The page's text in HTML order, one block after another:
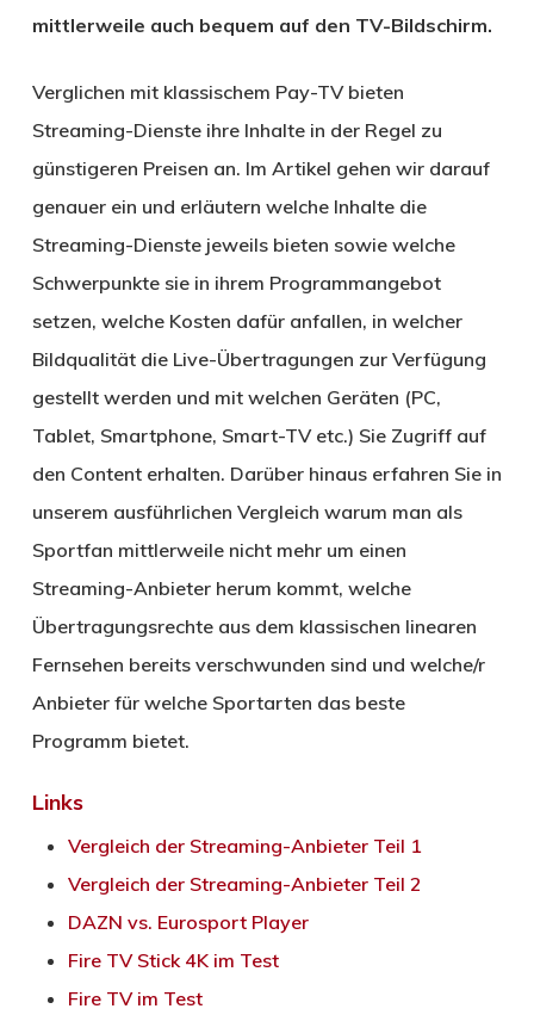
mittlerweile auch bequem auf den TV-Bildschirm.
Verglichen mit klassischem Pay-TV bieten
Streaming-Dienste ihre Inhalte in der Regel zu
günstigeren Preisen an. Im Artikel gehen wir darauf
genauer ein und erläutern welche Inhalte die
Streaming-Dienste jeweils bieten sowie welche
Schwerpunkte sie in ihrem Programmangebot
setzen, welche Kosten dafür anfallen, in welcher
Bildqualität die Live-Übertragungen zur Verfügung
gestellt werden und mit welchen Geräten (PC,
Tablet, Smartphone, Smart-TV etc.) Sie Zugriff auf
den Content erhalten. Darüber hinaus erfahren Sie in
unserem ausführlichen Vergleich warum man als
Sportfan mittlerweile nicht mehr um einen
Streaming-Anbieter herum kommt, welche
Übertragungsrechte aus dem klassischen linearen
Fernsehen bereits verschwunden sind und welche/r
Anbieter für welche Sportarten das beste
Programm bietet.
Links
Vergleich der Streaming-Anbieter Teil 1
Vergleich der Streaming-Anbieter Teil 2
DAZN vs. Eurosport Player
Fire TV Stick 4K im Test
Fire TV im Test